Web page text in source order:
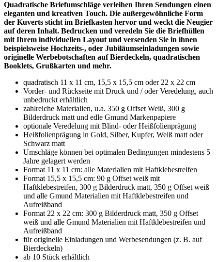
Quadratische Briefumschläge verleihen Ihren Sendungen einen
eleganten und kreativen Touch. Die außergewöhnliche Form
der Kuverts sticht im Briefkasten hervor und weckt die Neugier
auf deren Inhalt. Bedrucken und veredeln Sie die Briefhüllen
mit Ihrem individuellen Layout und versenden Sie in ihnen
beispielsweise Hochzeits-, oder Jubiläumseinladungen sowie
originelle Werbebotschaften auf Bierdeckeln, quadratischen
Booklets, Grußkarten und mehr.
quadratisch 11 x 11 cm, 15,5 x 15,5 cm oder 22 x 22 cm
Vorder- und Rückseite mit Druck und / oder Veredelung, auch
unbedruckt erhältlich
zahlreiche Materialien, u.a. 350 g Offset Weiß, 300 g
Bilderdruck matt und edle Gmund Markenpapiere
optionale Veredelung mit Blind- oder Heißfolienprägung
Heißfolienprägung in Gold, Silber, Kupfer, Weiß matt oder
Schwarz matt
Umschläge können bei optimalen Bedingungen mindestens 5
Jahre gelagert werden
Format 11 x 11 cm: alle Materialien mit Haftklebestreifen
Format 15,5 x 15,5 cm: 90 g Offset weiß mit
Haftklebestreifen, 300 g Bilderdruck matt, 350 g Offset weiß
und alle Gmund Materialien mit Haftklebestreifen und
Aufreißband
Format 22 x 22 cm: 300 g Bilderdruck matt, 350 g Offset
weiß und alle Gmund Materialien mit Haftklebestreifen und
Aufreißband
für originelle Einladungen und Werbesendungen (z. B. auf
Bierdeckeln)
ab 10 Stück erhältlich